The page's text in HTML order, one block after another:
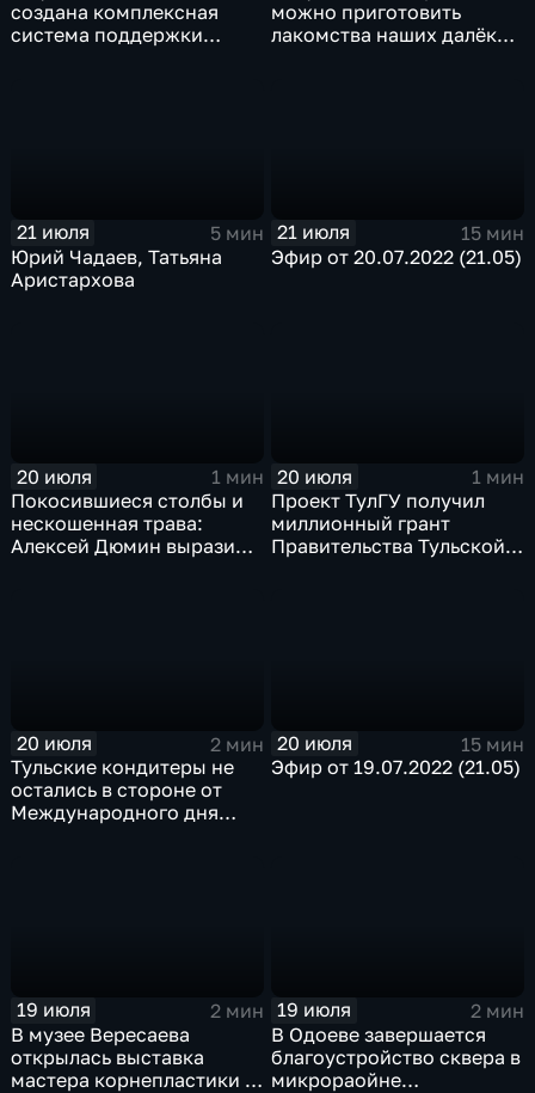
создана комплексная
система поддержки
можно приготовить
лакомства наших далёких
21 июля
5 мин
Юрий Чадаев, Татьяна
Аристархова
21 июля
15 мин
Эфир от 20.07.2022 (21.05)
20 июля
1 мин
Покосившиеся столбы и
нескошенная трава:
Алексей Дюмин выразил
20 июля
1 мин
Проект ТулГУ получил
миллионный грант
Правительства Тульской
20 июля
2 мин
Тульские кондитеры не
остались в стороне от
Международного дня
20 июля
15 мин
Эфир от 19.07.2022 (21.05)
19 июля
2 мин
В музее Вересаева
открылась выставка
мастера корнепластики и
19 июля
2 мин
В Одоеве завершается
благоустройство сквера в
микрораойне